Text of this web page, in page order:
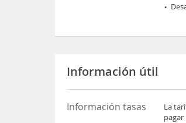
Información útil
Información tasas
La